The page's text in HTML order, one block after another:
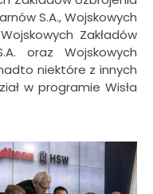
S.A., Wojskowych
Zakładów
oraz Wojskowych
niektóre z innych
w programie Wisła